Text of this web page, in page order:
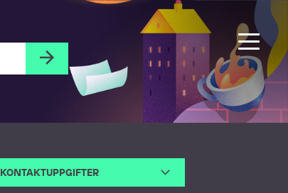
KONTAKTUPPGIFTER